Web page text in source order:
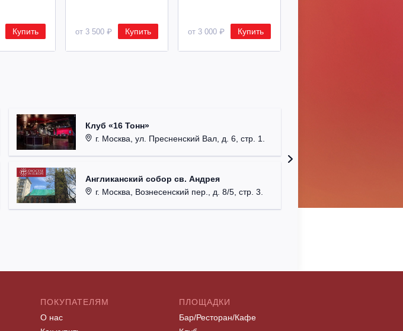
Купить от 3 500 ₽ Купить от 3 000 ₽ Купить
Клуб «16 Тонн»
г. Москва, ул. Пресненский Вал, д. 6, стр. 1.
Англиканский собор св. Андрея
г. Москва, Вознесенский пер., д. 8/5, стр. 3.
ПОКУПАТЕЛЯМ
О нас
ПЛОЩАДКИ
Бар/Ресторан/Кафе